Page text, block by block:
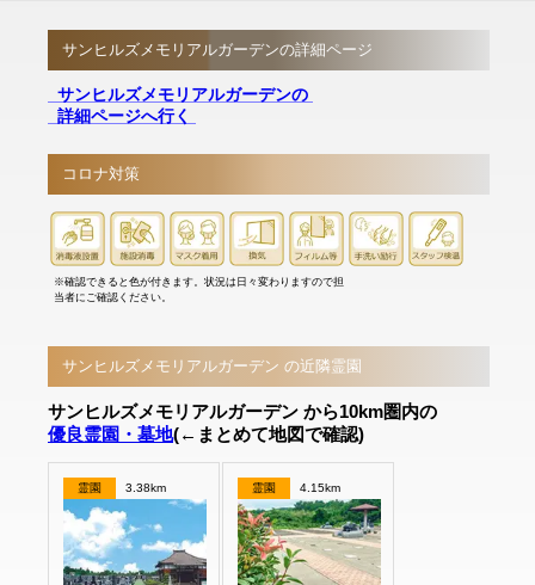
サンヒルズメモリアルガーデンの詳細ページ
サンヒルズメモリアルガーデンの
詳細ページへ行く
コロナ対策
※確認できると色が付きます。状況は日々変わりますので担
当者にご確認ください。
サンヒルズメモリアルガーデン の近隣霊園
サンヒルズメモリアルガーデン から10km圏内の
優良霊園・墓地(←まとめて地図で確認)
霊園 3.38km 霊園 4.15km